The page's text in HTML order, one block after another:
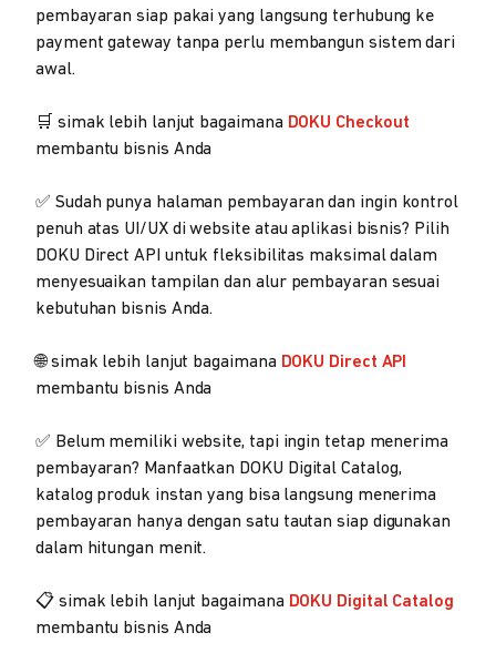
pembayaran siap pakai yang langsung terhubung ke
payment gateway tanpa perlu membangun sistem dari
awal.
🛒 simak lebih lanjut bagaimana DOKU Checkout
membantu bisnis Anda
✅ Sudah punya halaman pembayaran dan ingin kontrol
penuh atas UI/UX di website atau aplikasi bisnis? Pilih
DOKU Direct API untuk fleksibilitas maksimal dalam
menyesuaikan tampilan dan alur pembayaran sesuai
kebutuhan bisnis Anda.
🌐 simak lebih lanjut bagaimana DOKU Direct API
membantu bisnis Anda
✅ Belum memiliki website, tapi ingin tetap menerima
pembayaran? Manfaatkan DOKU Digital Catalog,
katalog produk instan yang bisa langsung menerima
pembayaran hanya dengan satu tautan siap digunakan
dalam hitungan menit.
📋 simak lebih lanjut bagaimana DOKU Digital Catalog
membantu bisnis Anda